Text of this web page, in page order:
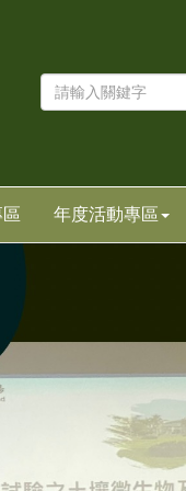
年度活動專區